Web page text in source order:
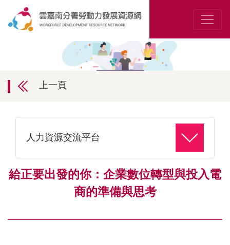
上一頁
人力資源交流平台
給正要出發的你：企業數位轉型與投入電
商的準備與思考